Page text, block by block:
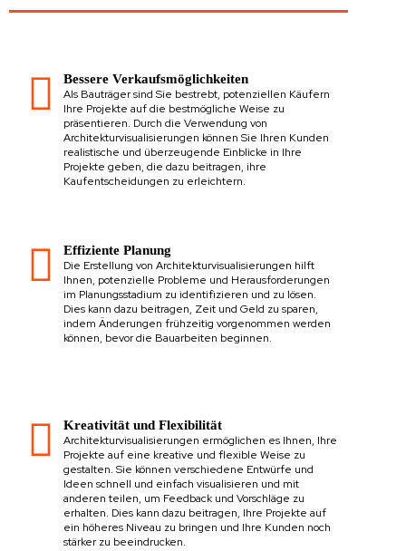
Bessere Verkaufsmöglichkeiten
Als Bauträger sind Sie bestrebt, potenziellen Käufern
Ihre Projekte auf die bestmögliche Weise zu
präsentieren. Durch die Verwendung von
Architekturvisualisierungen können Sie Ihren Kunden
realistische und überzeugende Einblicke in Ihre
Projekte geben, die dazu beitragen, ihre
Kaufentscheidungen zu erleichtern.
Effiziente Planung
Die Erstellung von Architekturvisualisierungen hilft
Ihnen, potenzielle Probleme und Herausforderungen
im Planungsstadium zu identifizieren und zu lösen.
Dies kann dazu beitragen, Zeit und Geld zu sparen,
indem Änderungen frühzeitig vorgenommen werden
können, bevor die Bauarbeiten beginnen.
Kreativität und Flexibilität
Architekturvisualisierungen ermöglichen es Ihnen, Ihre
Projekte auf eine kreative und flexible Weise zu
gestalten. Sie können verschiedene Entwürfe und
Ideen schnell und einfach visualisieren und mit
anderen teilen, um Feedback und Vorschläge zu
erhalten. Dies kann dazu beitragen, Ihre Projekte auf
ein höheres Niveau zu bringen und Ihre Kunden noch
stärker zu beeindrucken.